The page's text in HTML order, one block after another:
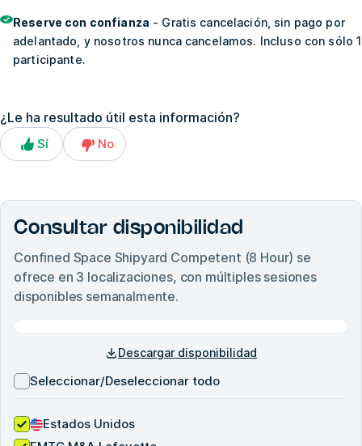
Reserve con confianza - Gratis cancelación, sin pago por
adelantado, y nosotros nunca cancelamos. Incluso con sólo 1
participante.
¿Le ha resultado útil esta información?
Sí No
Consultar disponibilidad
Confined Space Shipyard Competent (8 Hour) se
ofrece en 3 localizaciones, con múltiples sesiones
disponibles semanalmente.
Descargar disponibilidad
Seleccionar/Deseleccionar todo
Estados Unidos